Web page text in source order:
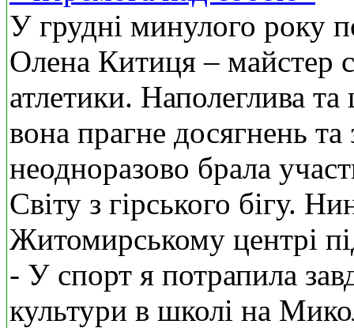
У грудні минулого року
Олена Китиця – майстер
атлетики. Наполеглива
вона прагне досягнень
неодноразово брала
Світу з гірського бігу.
Житомирському центрі
- У спорт я потрапила
культури в школі на